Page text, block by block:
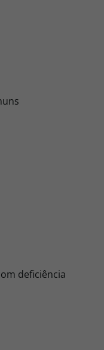
deficiência